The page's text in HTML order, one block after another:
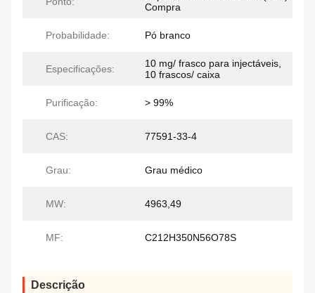
Compra
Probabilidade: Pó branco
Especificações:
10 mg/ frasco para injectáveis,
10 frascos/ caixa
Purificação: > 99%
CAS: 77591-33-4
Grau: Grau médico
MW: 4963,49
MF: C212H350N56O78S
Descrição